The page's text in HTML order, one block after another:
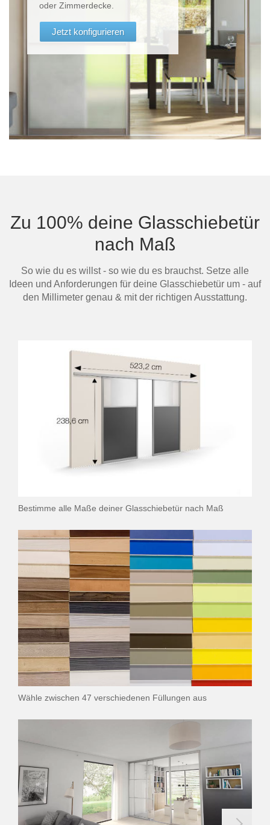
oder Zimmerdecke.
Jetzt konfigurieren
Zu 100% deine Glasschiebetür
nach Maß
So wie du es willst - so wie du es brauchst. Setze alle
Ideen und Anforderungen für deine Glasschiebetür um - auf
den Millimeter genau & mit der richtigen Ausstattung.
Bestimme alle Maße deiner Glasschiebetür nach Maß
Wähle zwischen 47 verschiedenen Füllungen aus